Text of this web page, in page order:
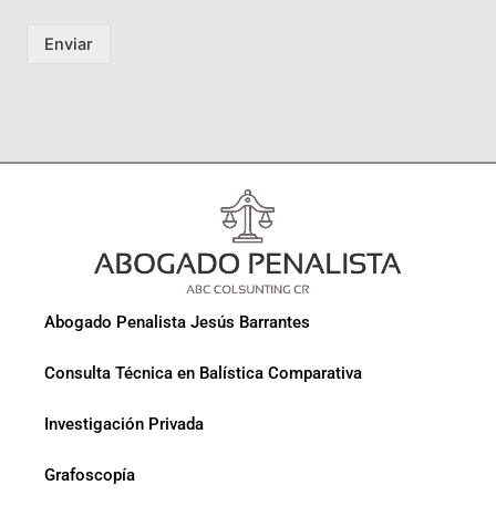
Enviar
Abogado Penalista Jesús Barrantes
Consulta Técnica en Balística Comparativa
Investigación Privada
Grafoscopía